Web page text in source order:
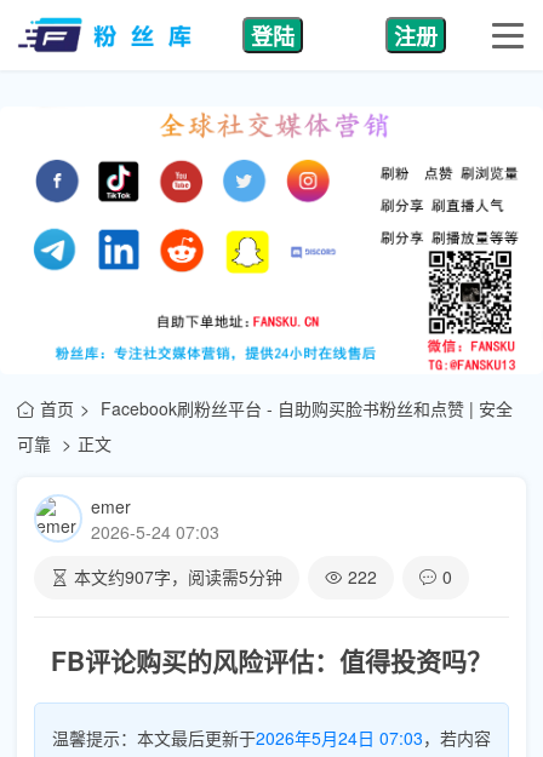
登陆 注册
首页
Facebook刷粉丝平台 - 自助购买脸书粉丝和点赞 | 安全
可靠
正文
emer
2026-5-24 07:03
本文约907字，阅读需5分钟 222 0
FB评论购买的风险评估：值得投资吗？
温馨提示：本文最后更新于2026年5月24日 07:03，若内容